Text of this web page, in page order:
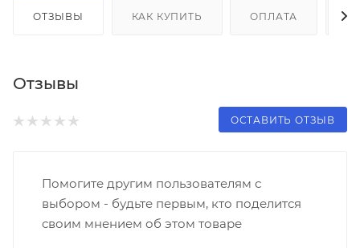
ОТЗЫВЫ КАК КУПИТЬ ОПЛАТА
Отзывы
ОСТАВИТЬ ОТЗЫВ
Помогите другим пользователям с
выбором - будьте первым, кто поделится
своим мнением об этом товаре